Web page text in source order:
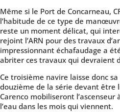
Même si le Port de Concarneau,
l’habitude de ce type de
reste un moment délicat, qui
rejoint l’ARN pour des travaux
impressionnant échafaudage a
abriter ces travaux qui devraient
Ce troisième navire laisse donc
douzième de la série devant être
Carenco mobiliseront
l’eau dans les mois qui viennent.